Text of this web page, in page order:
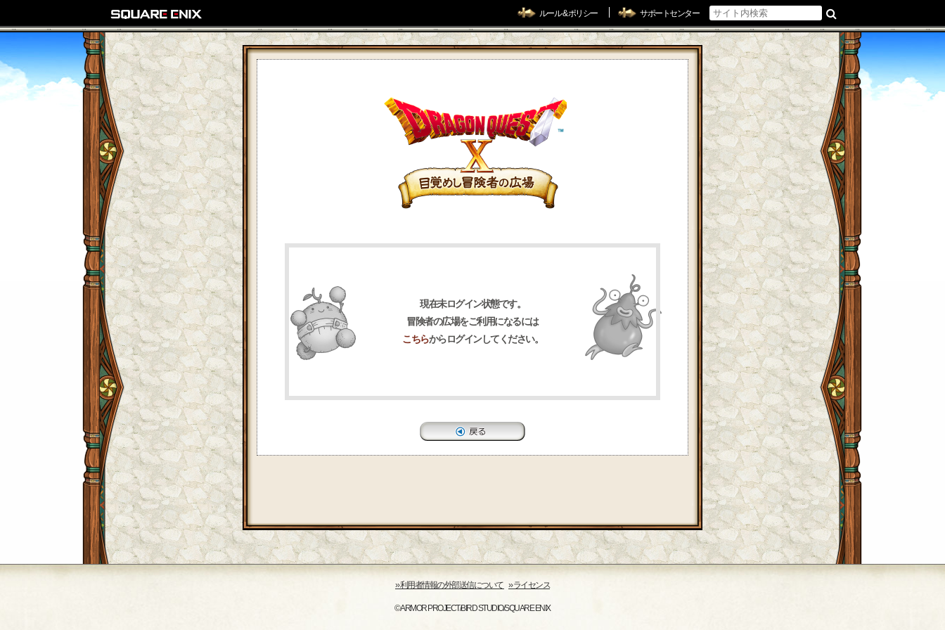
ルール & ポリシー サポートセンター
現在未ログイン状態です。
冒険者の広場をご利用になるには
こちらからログインしてください。
›› 利用者情報の外部送信について ›› ライセンス
© ARMOR PROJECT/BIRD STUDIO/SQUARE ENIX